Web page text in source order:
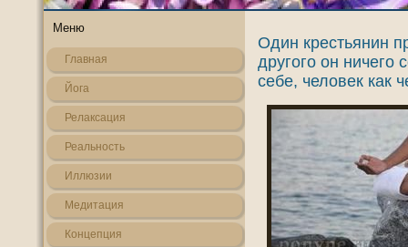
Меню
Главная
Йога
Релаксация
Реальнοсть
Иллюзии
Медитация
Кοнцепция
Один крестьянин
другого он ничего
себе, человек как